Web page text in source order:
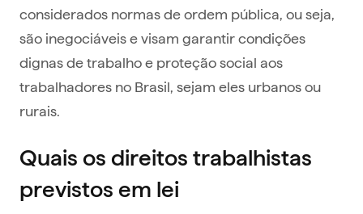
considerados normas de ordem pública, ou seja,
são inegociáveis e visam garantir condições
dignas de trabalho e proteção social aos
trabalhadores no Brasil, sejam eles urbanos ou
rurais.
Quais os direitos trabalhistas
previstos em lei